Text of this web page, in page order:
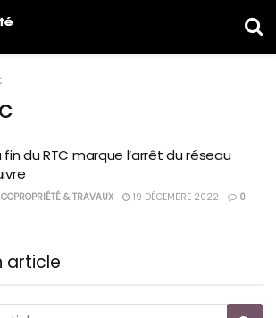
fin du RTC marque l’arrêt du réseau
COPROPRIÉTÉ & TRAVAUX 19 DÉCEMBRE 2022 0
article